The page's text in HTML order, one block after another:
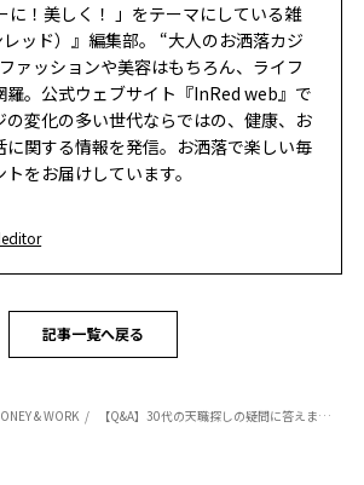
に！美しく！ 」をテーマにしている雑
ッド）』編集部。 “大人のお洒落カジ
ァッションや美容はもちろん、ライフ
羅。公式ウェブサイト『InRed web』で
の変化の多い世代ならではの、健康、お
に関する情報を発信。お洒落で楽しい毎
をお届けしています。
記事一覧へ戻る
& WORK 【Q&A】30代の天職探しの疑問に答えます「キャパオーバーで辛い」「30代後半での転職の心得は？」